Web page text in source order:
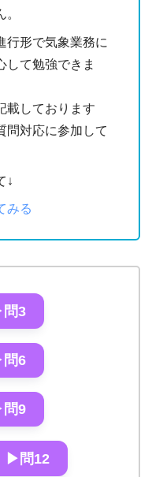
行形で気象業務に
して勉強できま
載しております
問対応に参加して
↓
みる
3
6
9
▶︎問12